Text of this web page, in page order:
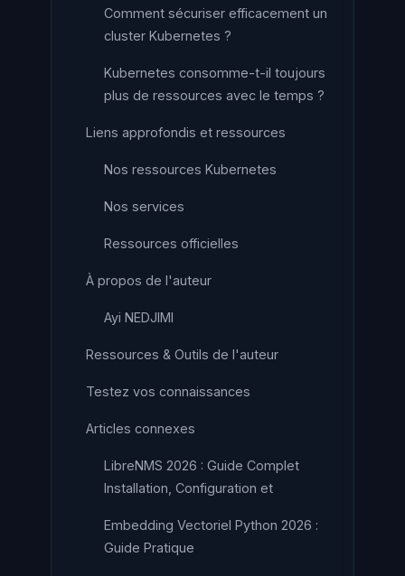
Comment sécuriser efficacement un
cluster Kubernetes ?
Kubernetes consomme-t-il toujours
plus de ressources avec le temps ?
Liens approfondis et ressources
Nos ressources Kubernetes
Nos services
Ressources officielles
À propos de l'auteur
Ayi NEDJIMI
Ressources & Outils de l'auteur
Testez vos connaissances
Articles connexes
LibreNMS 2026 : Guide Complet
Installation, Configuration et
Embedding Vectoriel Python 2026 :
Guide Pratique